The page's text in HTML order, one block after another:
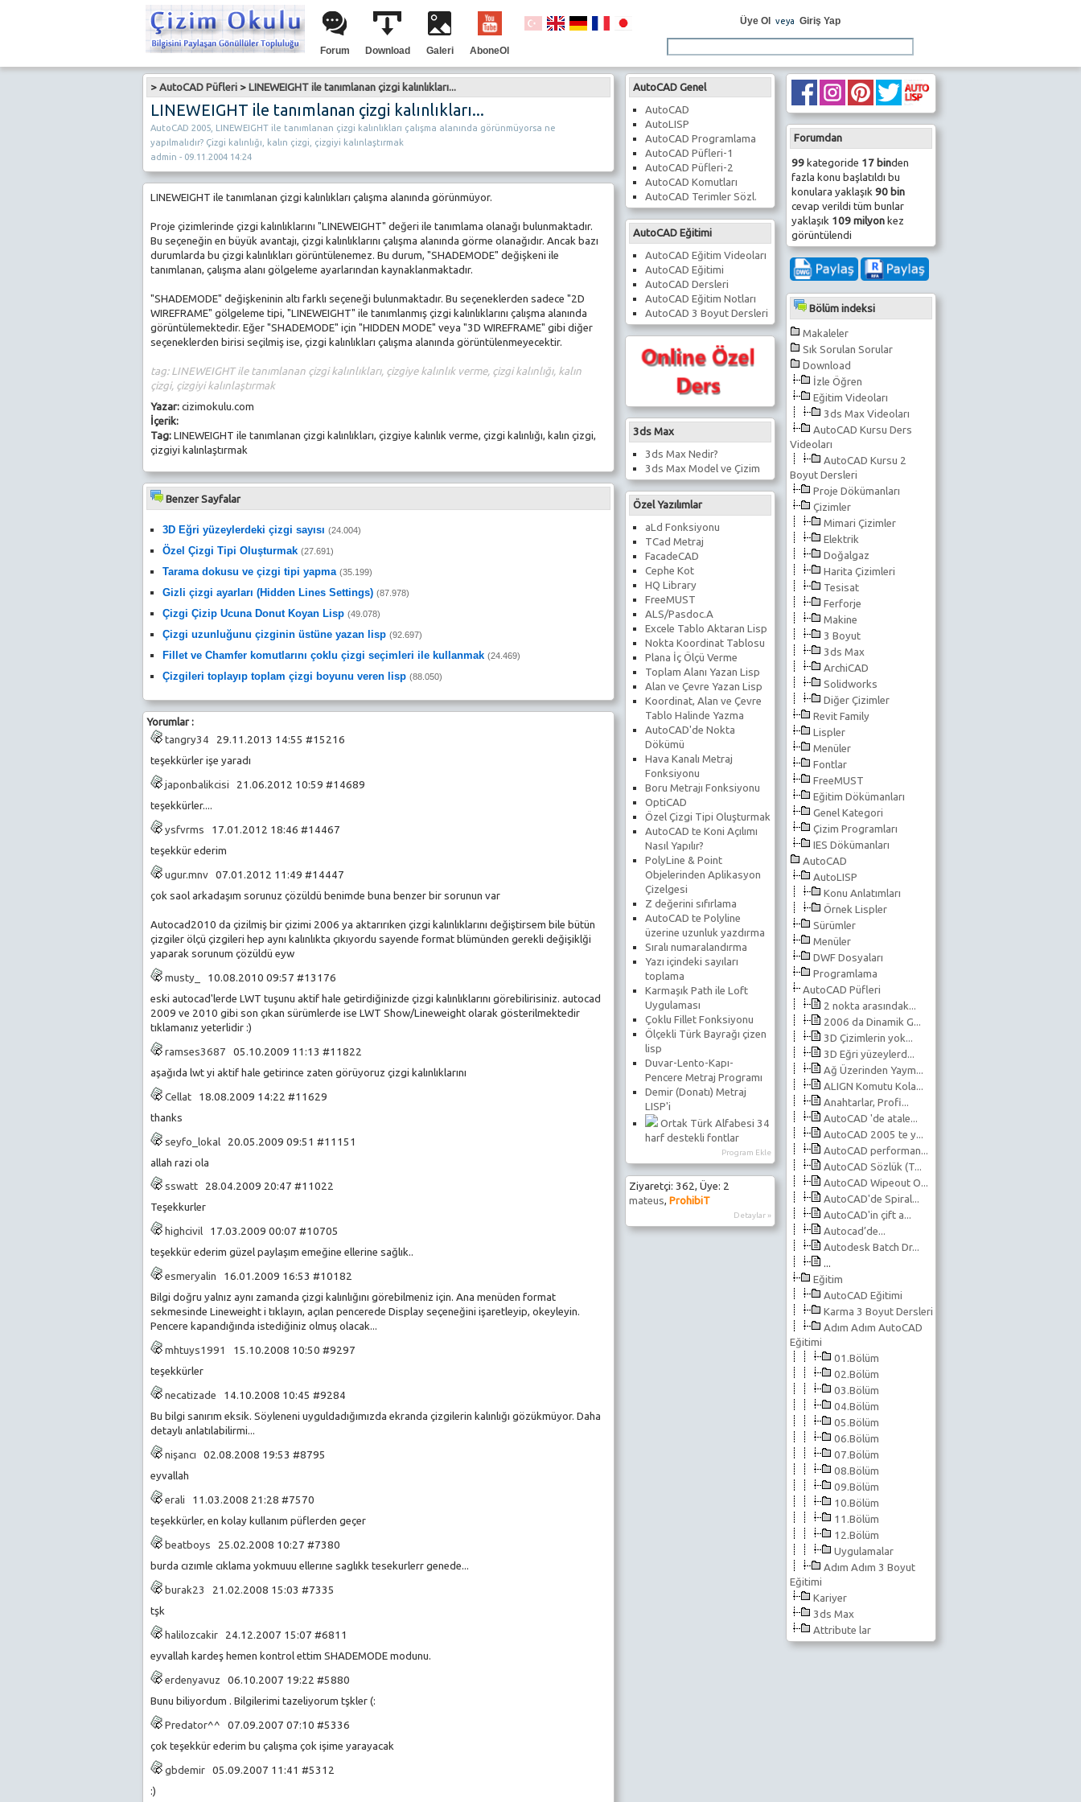
Forum Download Galeri AboneOl
Üye Ol veya Giriş Yap
Forumdan
99kategoride 17 binden
fazla konu başlatıldı bu
konulara yaklaşık 90 bin
cevap verildi tüm bunlar
yaklaşık 109 milyonkez
görüntülendi
Bölüm indeksi
Makaleler
Sık Sorulan Sorular
Download
İzle Öğren
Eğitim Videoları
3ds Max Videoları
AutoCAD Kursu Ders
Videoları
AutoCAD Kursu 2
Boyut Dersleri
Proje Dökümanları
Çizimler
Mimari Çizimler
Elektrik
Doğalgaz
Harita Çizimleri
Tesisat
Ferforje
Makine
3 Boyut
3ds Max
ArchiCAD
Solidworks
Diğer Çizimler
Revit Family
Lispler
Menüler
Fontlar
FreeMUST
Eğitim Dökümanları
Genel Kategori
Çizim Programları
IES Dökümanları
AutoCAD
AutoLISP
Konu Anlatımları
Örnek Lispler
Sürümler
Menüler
DWF Dosyaları
Programlama
AutoCAD Püfleri
2 nokta arasındak...
2006 da Dinamik G...
3D Çizimlerin yok...
3D Eğri yüzeylerd...
Ağ Üzerinden Yaym...
ALIGN Komutu Kola...
Anahtarlar, Profi...
AutoCAD 'de atale...
AutoCAD 2005 te y...
AutoCAD performan...
AutoCAD Sözlük (T...
AutoCAD Wipeout O...
AutoCAD'de Spiral...
AutoCAD'in çift a...
Autocad’de...
Autodesk Batch Dr...
...
Eğitim
AutoCAD Eğitimi
Karma 3 Boyut Dersleri
Adım Adım AutoCAD
Eğitimi
01.Bölüm
02.Bölüm
03.Bölüm
04.Bölüm
05.Bölüm
06.Bölüm
07.Bölüm
08.Bölüm
09.Bölüm
10.Bölüm
11.Bölüm
12.Bölüm
Uygulamalar
Adım Adım 3 Boyut
Eğitimi
Kariyer
3ds Max
Attribute lar
AutoCAD Genel
AutoCAD
AutoLISP
AutoCAD Programlama
AutoCAD Püfleri-1
AutoCAD Püfleri-2
AutoCAD Komutları
AutoCAD Terimler Sözl.
AutoCAD Eğitimi
AutoCAD Eğitim Videoları
AutoCAD Eğitimi
AutoCAD Dersleri
AutoCAD Eğitim Notları
AutoCAD 3 Boyut Dersleri
3ds Max
3ds Max Nedir?
3ds Max Model ve Çizim
Özel Yazılımlar
aLd Fonksiyonu
TCad Metraj
FacadeCAD
Cephe Kot
HQ Library
FreeMUST
ALS/Pasdoc.A
Excele Tablo Aktaran Lisp
Nokta Koordinat Tablosu
Plana İç Ölçü Verme
Toplam Alanı Yazan Lisp
Alan ve Çevre Yazan Lisp
Koordinat, Alan ve Çevre
Tablo Halinde Yazma
AutoCAD'de Nokta
Dökümü
Hava Kanalı Metraj
Fonksiyonu
Boru Metrajı Fonksiyonu
OptiCAD
Özel Çizgi Tipi Oluşturmak
AutoCAD te Koni Açılımı
Nasıl Yapılır?
PolyLine & Point
Objelerinden Aplikasyon
Çizelgesi
Z değerini sıfırlama
AutoCAD te Polyline
üzerine uzunluk yazdırma
Sıralı numaralandırma
Yazı içindeki sayıları
toplama
Karmaşık Path ile Loft
Uygulaması
Çoklu Fillet Fonksiyonu
Ölçekli Türk Bayrağı çizen
lisp
Duvar-Lento-Kapı-
Pencere Metraj Programı
Demir (Donatı) Metraj
LISP'i
Ortak Türk Alfabesi 34
harf destekli fontlar
Program Ekle
Ziyaretçi: 362, Üye: 2
mateus, ProhibiT
Detaylar »
> AutoCAD Püfleri> LINEWEIGHT ile tanımlanan çizgi kalınlıkları...
LINEWEIGHT ile tanımlanan çizgi kalınlıkları...
AutoCAD 2005, LINEWEIGHT ile tanımlanan çizgi kalınlıkları çalışma alanında görünmüyorsa ne
yapılmalıdır? Çizgi kalınlığı, kalın çizgi, çizgiyi kalınlaştırmak
admin - 09.11.2004 14:24
LINEWEIGHT ile tanımlanan çizgi kalınlıkları çalışma alanında görünmüyor.
Proje çizimlerinde çizgi kalınlıklarını "LINEWEIGHT" değeri ile tanımlama olanağı bulunmaktadır.
Bu seçeneğin en büyük avantajı, çizgi kalınlıklarını çalışma alanında görme olanağıdır. Ancak bazı
durumlarda bu çizgi kalınlıkları görüntülenemez. Bu durum, "SHADEMODE" değişkeni ile
tanımlanan, çalışma alanı gölgeleme ayarlarından kaynaklanmaktadır.
"SHADEMODE" değişkeninin altı farklı seçeneği bulunmaktadır. Bu seçeneklerden sadece "2D
WIREFRAME" gölgeleme tipi, "LINEWEIGHT" ile tanımlanmış çizgi kalınlıklarını çalışma alanında
görüntülemektedir. Eğer "SHADEMODE" için "HIDDEN MODE" veya "3D WIREFRAME" gibi diğer
seçeneklerden birisi seçilmiş ise, çizgi kalınlıkları çalışma alanında görüntülenmeyecektir.
tag: LINEWEIGHT ile tanımlanan çizgi kalınlıkları, çizgiye kalınlık verme, çizgi kalınlığı, kalın
çizgi, çizgiyi kalınlaştırmak
Yazar:cizimokulu.com
İçerik:
Tag:LINEWEIGHT ile tanımlanan çizgi kalınlıkları, çizgiye kalınlık verme, çizgi kalınlığı, kalın çizgi,
çizgiyi kalınlaştırmak
Benzer Sayfalar
3D Eğri yüzeylerdeki çizgi sayısı (24.004)
Özel Çizgi Tipi Oluşturmak (27.691)
Tarama dokusu ve çizgi tipi yapma (35.199)
Gizli çizgi ayarları (Hidden Lines Settings) (87.978)
Çizgi Çizip Ucuna Donut Koyan Lisp (49.078)
Çizgi uzunluğunu çizginin üstüne yazan lisp (92.697)
Fillet ve Chamfer komutlarını çoklu çizgi seçimleri ile kullanmak (24.469)
Çizgileri toplayıp toplam çizgi boyunu veren lisp (88.050)
Yorumlar :
tangry34 29.11.2013 14:55 #15216
teşekkürler işe yaradı
japonbalikcisi 21.06.2012 10:59 #14689
teşekkürler....
ysfvrms 17.01.2012 18:46 #14467
teşekkür ederim
ugur.mnv07.01.2012 11:49 #14447
çok saol arkadaşım sorunuz çözüldü benimde buna benzer bir sorunun var
Autocad2010 da çizilmiş bir çizimi 2006 ya aktarırıken çizgi kalınlıklarını değiştirsem bile bütün
çizgiler ölçü çizgileri hep aynı kalınlıkta çıkıyordu sayende format blümünden gerekli değişiklği
yaparak sorunum çözüldü eyw
musty_
10.08.2010 09:57 #13176
eski autocad'lerde LWT tuşunu aktif hale getirdiğinizde çizgi kalınlıklarını görebilirisiniz. autocad
2009 ve 2010 gibi son çıkan sürümlerde ise LWT Show/Lineweight olarak gösterilmektedir
tıklamanız yeterlidir :)
ramses3687 05.10.2009 11:13 #11822
aşağıda lwt yi aktif hale getirince zaten görüyoruz çizgi kalınlıklarını
Cellat18.08.2009 14:22 #11629
thanks
seyfo_lokal20.05.2009 09:51 #11151
allah razi ola
sswatt28.04.2009 20:47 #11022
Teşekkurler
highcivil17.03.2009 00:07 #10705
teşekkür ederim güzel paylaşım emeğine ellerine sağlık..
esmeryalin 16.01.2009 16:53 #10182
Bilgi doğru yalnız aynı zamanda çizgi kalınlığını görebilmeniz için. Ana menüden format
sekmesinde Lineweight i tıklayın, açılan pencerede Display seçeneğini işaretleyip, okeyleyin.
Pencere kapandığında istediğiniz olmuş olacak...
mhtuys1991
15.10.2008 10:50 #9297
teşekkürler
necatizade 14.10.2008 10:45 #9284
Bu bilgi sanırım eksik. Söyleneni uyguldadığımızda ekranda çizgilerin kalınlığı gözükmüyor. Daha
detaylı anlatılabilirmi...
nişancı 02.08.2008 19:53 #8795
eyvallah
erali 11.03.2008 21:28 #7570
teşekkürler, en kolay kullanım püflerden geçer
beatboys 25.02.2008 10:27 #7380
burda cızımle cıklama yokmuuu ellerıne saglıkk tesekurlerr genede...
burak23
21.02.2008 15:03 #7335
tşk
halilozcakir24.12.2007 15:07 #6811
eyvallah kardeş hemen kontrol ettim SHADEMODE modunu.
erdenyavuz 06.10.2007 19:22 #5880
Bunu biliyordum . Bilgilerimi tazeliyorum tşkler (:
Predator^^ 07.09.2007 07:10 #5336
çok teşekkür ederim bu çalışma çok işime yarayacak
gbdemir05.09.2007 11:41 #5312
:)